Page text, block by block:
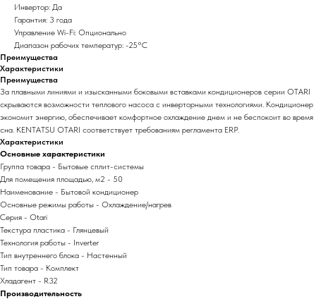
Инвертор: Да
Гарантия: 3 года
Управление Wi-Fi: Опционально
Диапазон рабочих температур: -25°С
Преимущества
Характеристики
Преимущества
За плавными линиями и изысканными боковыми вставками кондиционеров серии OTARI
скрываются возможности теплового насоса с инверторными технологиями. Кондиционер
экономит энергию, обеспечивает комфортное охлаждение днем и не беспокоит во время
сна. KENTATSU OTARI соответствует требованиям регламента ERP.
Характеристики
Основные характеристики
Группа товара - Бытовые сплит-системы
Для помещения площадью, м2 - 50
Наименование - Бытовой кондиционер
Основные режимы работы - Охлаждение/нагрев
Серия - Otari
Текстура пластика - Глянцевый
Технология работы - Inverter
Тип внутреннего блока - Настенный
Тип товара - Комплект
Хладагент - R32
Производительность